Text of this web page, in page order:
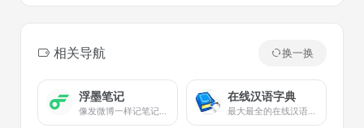
相关导航 换一换
浮墨笔记
像发微博一样记笔记，记录你想法的川流。全平台覆盖，还支持微信服务号输入。
在线汉语字典
最大最全的在线汉语字典